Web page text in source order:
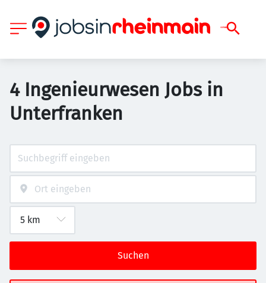
4 Ingenieurwesen Jobs in
Unterfranken
Suchen